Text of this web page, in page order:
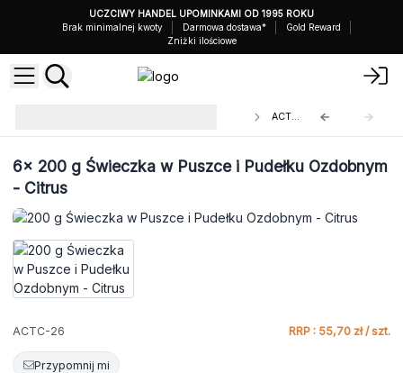
UCZCIWY HANDEL UPOMINKAMI OD 1995 ROKU
Brak minimalnej kwoty
Darmowa dostawa*
Gold Reward
Zniżki ilościowe
ACTC-26
6x 200 g Świeczka w Puszce i Pudełku Ozdobnym
- Citrus
ACTC-26 RRP : 55,70 zł / szt.
Przypomnij mi